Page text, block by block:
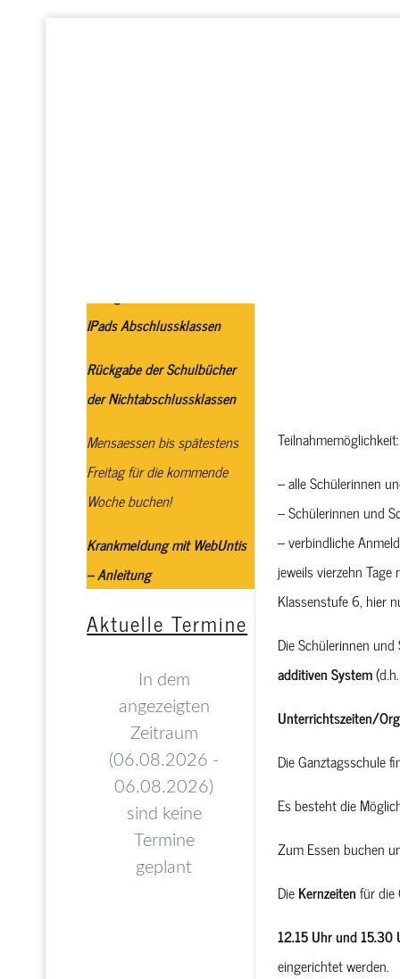
IPads Abschlussklassen
Rückgabe der Schulbücher
der Nichtabschlussklassen
Mensaessen bis spätestens
Freitag für die kommende
Woche buchen!
Krankmeldung mit WebUntis
– Anleitung
Aktuelle Termine
Teilnahmemöglichkeit:
– alle Schülerinnen
– Schülerinnen und
– verbindliche
jeweils vierzehn
Klassenstufe 6, hier
Die Schülerinnen
additiven System
Unterrichtszeiten/
Die Ganztagsschule
Es besteht die
Zum Essen buchen
DieKernzeitenfür die
12.15 Uhr und 15.30
eingerichtet werden.